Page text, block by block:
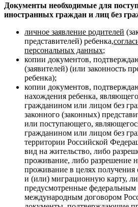
Документы необходимые для
иностранных граждан и лиц без
личное заявление родителей
представителей) ребенка,
персональных данных;
копии документов,
(заявителей) (или законность
ребенка);
копии документов,
нахождения ребенка,
гражданином или лицом без
законного (законных)
или поступающего,
гражданином или лицом без
территории Российской
вид на жительство, либо
проживание, либо разрешение
проживание в целях получения
и (или) миграционную карту,
предусмотренные федеральным
международным договором